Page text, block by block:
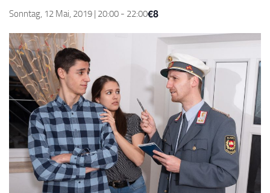
Sonntag, 12 Mai, 2019 | 20:00 - 22:00€8